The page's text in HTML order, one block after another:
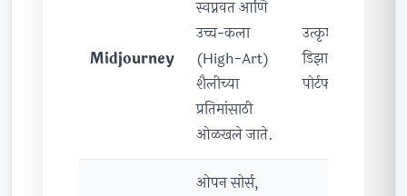
Midjourney
स्वप्नवत आणि
उच्च-कला
(High-Art)
शैलीच्या
प्रतिमांसाठी
ओळखले जाते.
उत्कृष्ट कलाकृती,
डिझाइन
पोर्टफोलिओसाठी.
ओपन सोर्स,